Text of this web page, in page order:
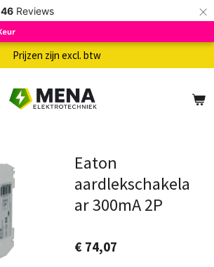
46 Reviews ×
Prijzen zijn excl. btw
Eaton
aardlekschakela
ar 300mA 2P
€ 74,07